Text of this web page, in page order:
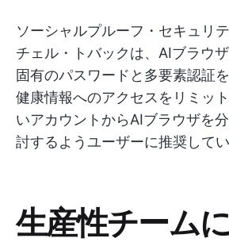
ソーシャルプルーフ・セキュリ
チェル・トバックは、AIブラウ
固有のパスワードと多要素認証
健康情報へのアクセスをリミッ
いアカウントからAIブラウザを
討するようユーザーに推奨してい
生産性チーム